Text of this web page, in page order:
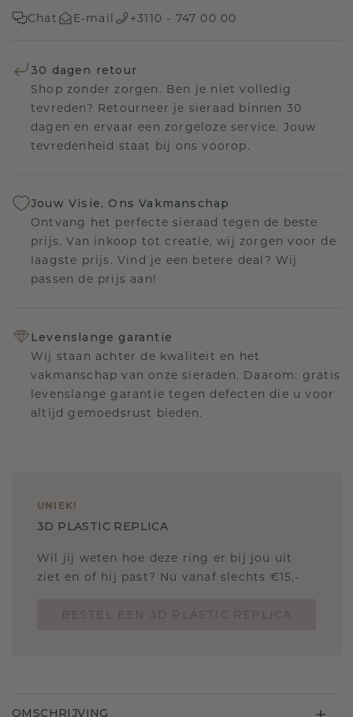
Chat E-mail +3110 - 747 00 00
30 dagen retour
Shop zonder zorgen. Ben je niet volledig
tevreden? Retourneer je sieraad binnen 30
dagen en ervaar een zorgeloze service. Jouw
tevredenheid staat bij ons voorop.
Jouw Visie, Ons Vakmanschap
Ontvang het perfecte sieraad tegen de beste
prijs. Van inkoop tot creatie, wij zorgen voor de
laagste prijs. Vind je een betere deal? Wij
passen de prijs aan!
Levenslange garantie
Wij staan achter de kwaliteit en het
vakmanschap van onze sieraden. Daarom: gratis
levenslange garantie tegen defecten die u voor
altijd gemoedsrust bieden.
UNIEK!
3D PLASTIC REPLICA
Wil jij weten hoe deze ring er bij jou uit
ziet en of hij past? Nu vanaf slechts €15,-
OMSCHRIJVING